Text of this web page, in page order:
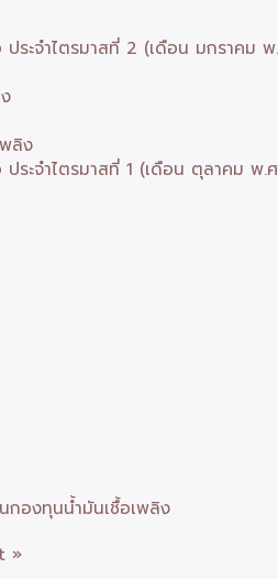
ระจำไตรมาสที่ 2 (เดือน มกราคม
ลิง
ระจำไตรมาสที่ 1 (เดือน ตุลาคม พ
กองทุนน้ำมันเชื้อเพลิง
»